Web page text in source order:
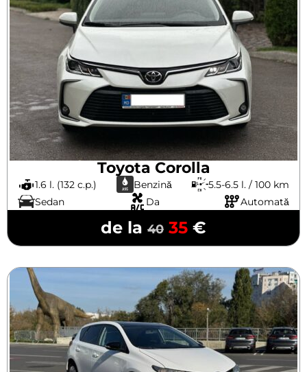
Toyota Corolla
1.6 l. (132 c.p.) Benzină
5.5-6.5 l. / 100 km
Sedan
Da Automată
de la 40 35 €